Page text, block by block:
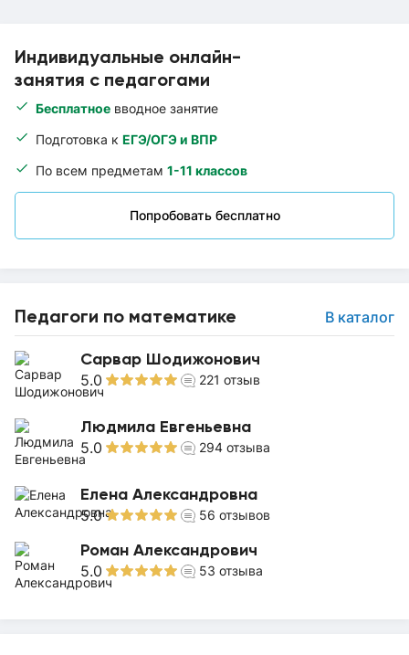
Индивидуальные онлайн-
занятия с педагогами
Бесплатное вводное занятие
Подготовка к ЕГЭ/ОГЭ и ВПР
По всем предметам 1-11 классов
Попробовать бесплатно
Педагоги по математике В каталог
Сарвар Шодижонович
5.0 221 отзыв
Людмила Евгеньевна
5.0 294 отзыва
Елена Александровна
5.0 56 отзывов
Роман Александрович
5.0 53 отзыва